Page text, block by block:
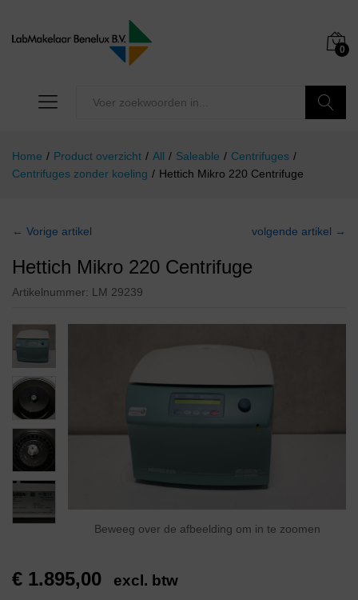
0
Home / Product overzicht / All / Saleable / Centrifuges /
Centrifuges zonder koeling / Hettich Mikro 220 Centrifuge
← Vorige artikel volgende artikel →
Hettich Mikro 220 Centrifuge
Artikelnummer: LM 29239
Beweeg over de afbeelding om in te zoomen
€ 1.895,00 excl. btw